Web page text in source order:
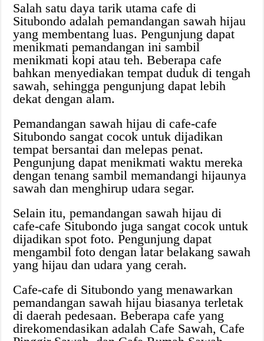
Salah satu daya tarik utama cafe di
Situbondo adalah pemandangan sawah hijau
yang membentang luas. Pengunjung dapat
menikmati pemandangan ini sambil
menikmati kopi atau teh. Beberapa cafe
bahkan menyediakan tempat duduk di tengah
sawah, sehingga pengunjung dapat lebih
dekat dengan alam.
Pemandangan sawah hijau di cafe-cafe
Situbondo sangat cocok untuk dijadikan
tempat bersantai dan melepas penat.
Pengunjung dapat menikmati waktu mereka
dengan tenang sambil memandangi hijaunya
sawah dan menghirup udara segar.
Selain itu, pemandangan sawah hijau di
cafe-cafe Situbondo juga sangat cocok untuk
dijadikan spot foto. Pengunjung dapat
mengambil foto dengan latar belakang sawah
yang hijau dan udara yang cerah.
Cafe-cafe di Situbondo yang menawarkan
pemandangan sawah hijau biasanya terletak
di daerah pedesaan. Beberapa cafe yang
direkomendasikan adalah Cafe Sawah, Cafe